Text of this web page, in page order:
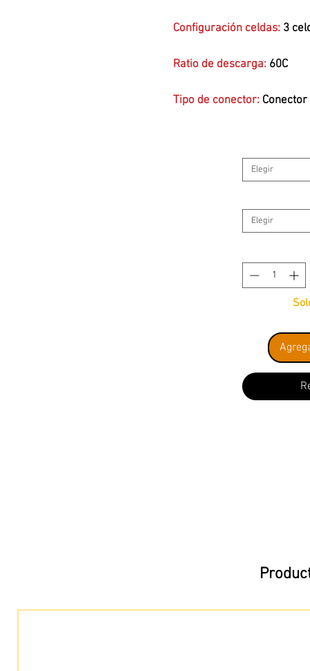
Configuración celdas: 3
Ratio de descarga: 60C
Tipo de conector:
Elegir
Elegir